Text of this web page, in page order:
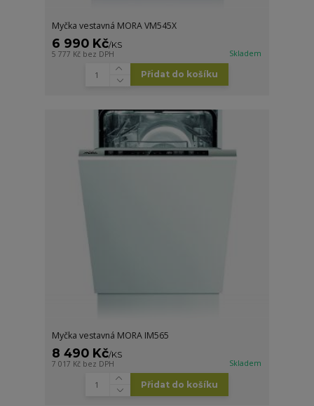
Myčka vestavná MORA VM545X
6 990 Kč/KS
5 777 Kč bez DPH Skladem
Přidat do košíku
Myčka vestavná MORA IM565
8 490 Kč/KS
7 017 Kč bez DPH Skladem
Přidat do košíku